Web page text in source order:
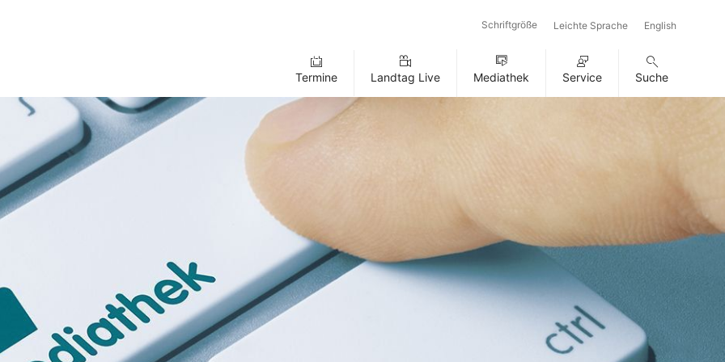
Schriftgröße Leichte Sprache English
Termine Landtag Live Mediathek Service Suche